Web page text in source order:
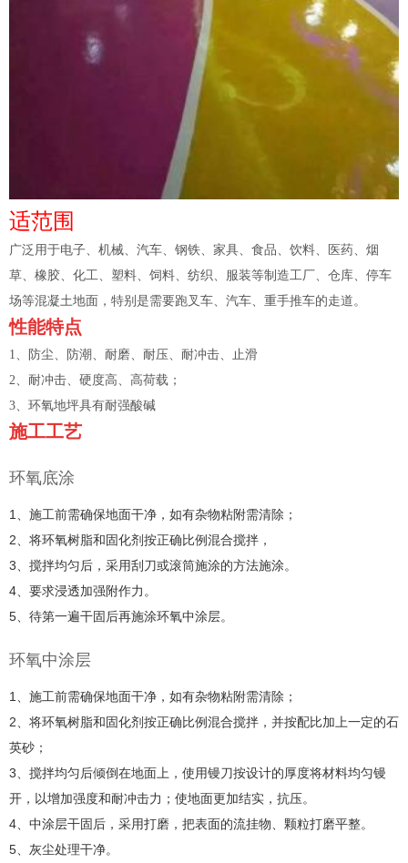
适范围
广泛用于电子、机械、汽车、钢铁、家具、食品、饮料、医药、烟
草、橡胶、化工、塑料、饲料、纺织、服装等制造工厂、仓库、停车
场等混凝土地面，特别是需要跑叉车、汽车、重手推车的走道。
性能特点
1、防尘、防潮、耐磨、耐压、耐冲击、止滑
2、耐冲击、硬度高、高荷载；
3、环氧地坪具有耐强酸碱
施工工艺
环氧底涂
1、施工前需确保地面干净，如有杂物粘附需清除；
2、将环氧树脂和固化剂按正确比例混合搅拌，
3、搅拌均匀后，采用刮刀或滚筒施涂的方法施涂。
4、要求浸透加强附作力。
5、待第一遍干固后再施涂环氧中涂层。
环氧中涂层
1、施工前需确保地面干净，如有杂物粘附需清除；
2、将环氧树脂和固化剂按正确比例混合搅拌，并按配比加上一定的石
英砂；
3、搅拌均匀后倾倒在地面上，使用镘刀按设计的厚度将材料均匀镘
开，以增加强度和耐冲击力；使地面更加结实，抗压。
4、中涂层干固后，采用打磨，把表面的流挂物、颗粒打磨平整。
5、灰尘处理干净。